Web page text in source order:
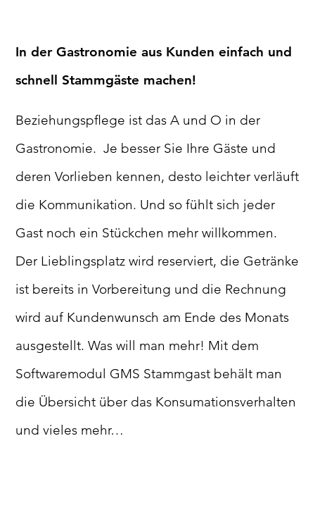
In der Gastronomie aus Kunden einfach und
schnell Stammgäste machen!
Beziehungspflege ist das A und O in der
Gastronomie. Je besser Sie Ihre Gäste und
deren Vorlieben kennen, desto leichter verläuft
die Kommunikation. Und so fühlt sich jeder
Gast noch ein Stückchen mehr willkommen.
Der Lieblingsplatz wird reserviert, die Getränke
ist bereits in Vorbereitung und die Rechnung
wird auf Kundenwunsch am Ende des Monats
ausgestellt. Was will man mehr! Mit dem
Softwaremodul GMS Stammgast behält man
die Übersicht über das Konsumationsverhalten
und vieles mehr…